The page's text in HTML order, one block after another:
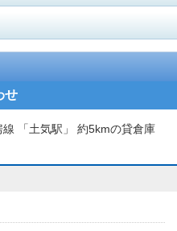
せ
「土気駅」 約5kmの貸倉庫